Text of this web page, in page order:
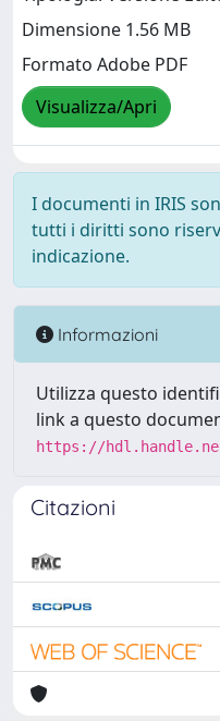
Dimensione 1.56 MB
Formato Adobe PDF
Visualizza/Apri
I documenti in IRIS
tutti i diritti sono
indicazione.
Informazioni
Utilizza questo
link a questo
https://
Citazioni